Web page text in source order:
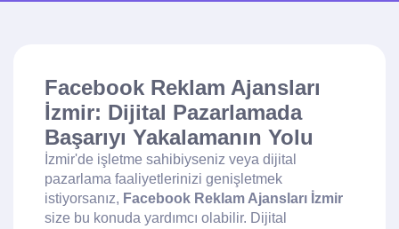
Facebook Reklam Ajansları
İzmir: Dijital Pazarlamada
Başarıyı Yakalamanın Yolu
İzmir'de işletme sahibiyseniz veya dijital
pazarlama faaliyetlerinizi genişletmek
istiyorsanız, Facebook Reklam Ajansları İzmir
size bu konuda yardımcı olabilir. Dijital